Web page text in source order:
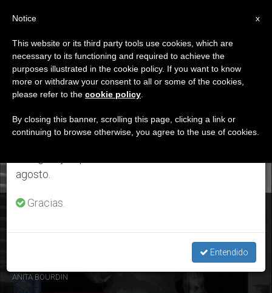
ETIQUETA
Posts Tagged ‘paz En
Siria’
ÚLTIMAS NOTICIAS
Por «la querida Siria», el Papa Francisco enciende una luz y
ANITA BOURDIN
×
Aviso importante
Del 27 de julio al 7 de agosto haremos la pausa
anual, aprovechando que en el periodo de verano
se generan menos informaciones y también el
agosto.
Gracias.
Entendido
x
Notice
This website or its third party tools use cookies, which are
necessary to its functioning and required to achieve the
purposes illustrated in the cookie policy. If you want to know
more or withdraw your consent to all or some of the cookies,
please refer to the cookie policy
By closing this banner, scrolling this page, clicking a link or
continuing to browse otherwise, you agree to the use of cookies.